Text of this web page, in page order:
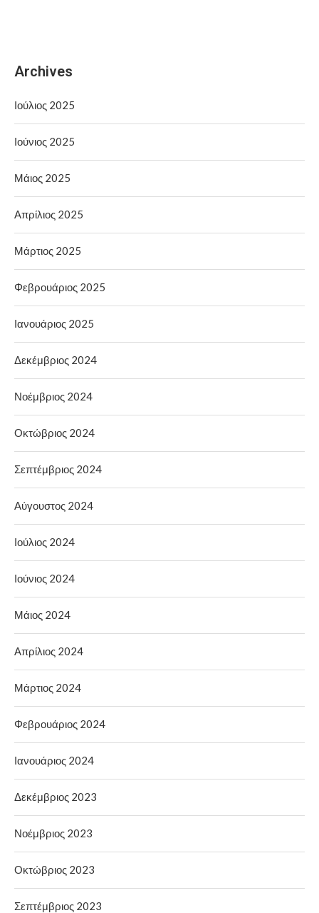
Archives
Ιούλιος 2025
Ιούνιος 2025
Μάιος 2025
Απρίλιος 2025
Μάρτιος 2025
Φεβρουάριος 2025
Ιανουάριος 2025
Δεκέμβριος 2024
Νοέμβριος 2024
Οκτώβριος 2024
Σεπτέμβριος 2024
Αύγουστος 2024
Ιούλιος 2024
Ιούνιος 2024
Μάιος 2024
Απρίλιος 2024
Μάρτιος 2024
Φεβρουάριος 2024
Ιανουάριος 2024
Δεκέμβριος 2023
Νοέμβριος 2023
Οκτώβριος 2023
Σεπτέμβριος 2023